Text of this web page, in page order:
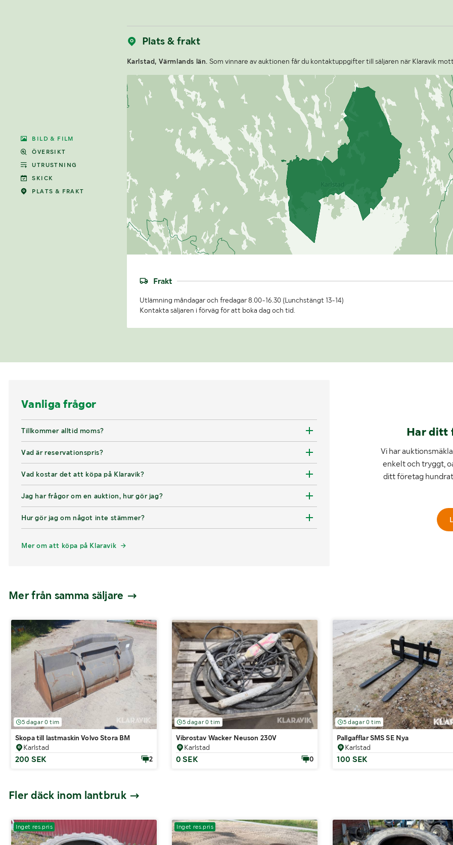
BILD & FILM
ÖVERSIKT
UTRUSTNING
SKICK
PLATS & FRAKT
Plats & frakt
Karlstad, Värmlands län. Som vinnare av auktionen får du kontaktuppgifter till säljaren när Klaravik
Frakt
Utlämning måndagar och fredagar 8.00-16.30 (Lunchstängt 13-14)
Kontakta säljaren i förväg för att boka dag och tid.
Vanliga frågor
Tillkommer alltid moms?
Vad är reservationspris?
Vad kostar det att köpa på Klaravik?
Jag har frågor om en auktion, hur gör jag?
Hur gör jag om något inte stämmer?
Mer om att köpa på Klaravik
Har ditt
Vi har
enkelt och tryggt,
ditt företag
Mer från samma säljare
5 dagar 0 tim
Skopa till lastmaskin Volvo Stora BM
Karlstad
200 SEK 2
5 dagar 0 tim
Vibrostav Wacker Neuson 230V
Karlstad
0 SEK 0
5 dagar 0 tim
Pallgafflar SMS SE Nya
Karlstad
100 SEK
Fler däck inom lantbruk
Inget res.pris Inget res.pris